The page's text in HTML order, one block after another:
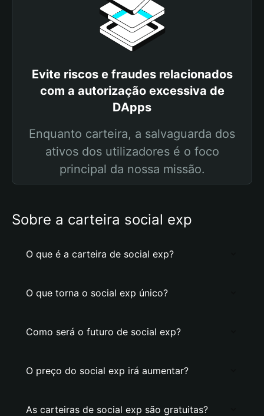
Evite riscos e fraudes relacionados
com a autorização excessiva de
DApps
Enquanto carteira, a salvaguarda dos
ativos dos utilizadores é o foco
principal da nossa missão.
Sobre a carteira social exp
O que é a carteira de social exp?
O que torna o social exp único?
Como será o futuro de social exp?
O preço do social exp irá aumentar?
As carteiras de social exp são gratuitas?